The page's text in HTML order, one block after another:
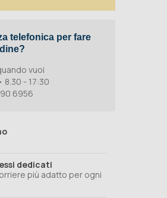
telefonica per fare
vuoi
8.30 - 17:30
6956
dedicati
più adatto per ogni